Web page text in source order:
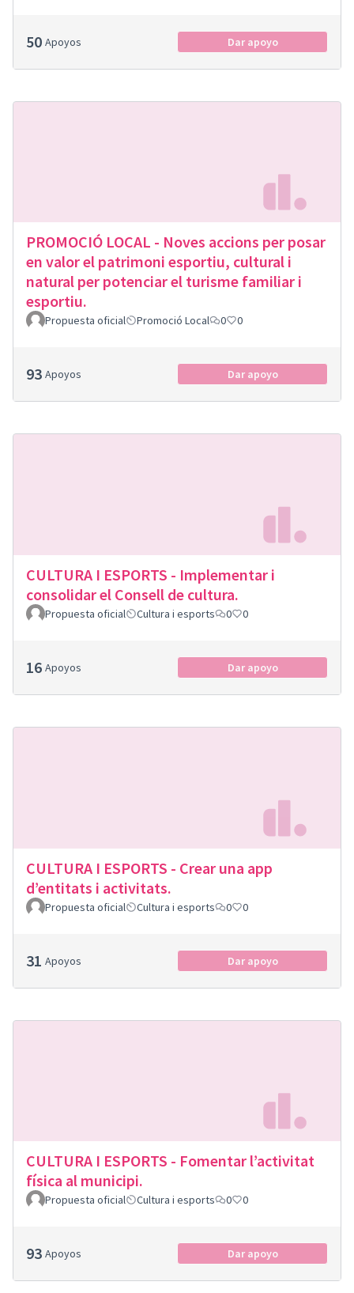
50 Apoyos Dar apoyo
PROMOCIÓ LOCAL - Noves accions per posar
en valor el patrimoni esportiu, cultural i
natural per potenciar el turisme familiar i
esportiu.
Propuesta oficial Promoció Local 0 0
93 Apoyos Dar apoyo
CULTURA I ESPORTS - Implementar i
consolidar el Consell de cultura.
Propuesta oficial Cultura i esports 0 0
16 Apoyos Dar apoyo
CULTURA I ESPORTS - Crear una app
d’entitats i activitats.
Propuesta oficial Cultura i esports 0 0
31 Apoyos Dar apoyo
CULTURA I ESPORTS - Fomentar l’activitat
física al municipi.
Propuesta oficial Cultura i esports 0 0
93 Apoyos Dar apoyo